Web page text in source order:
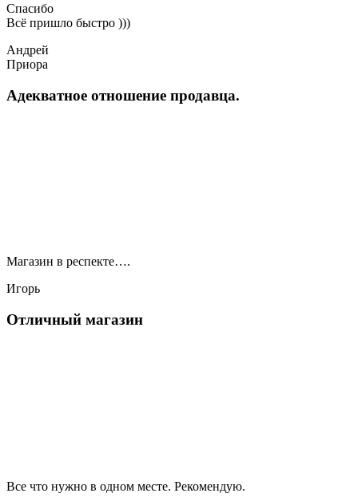
Спасибо
Всё пришло быстро )))
Андрей
Приора
Адекватное отношение продавца.
Магазин в респекте….
Игорь
Отличный магазин
Все что нужно в одном месте. Рекомендую.